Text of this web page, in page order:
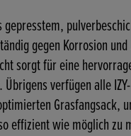
gepresstem,
gegen Korrosion
sorgt für eine
verfügen alle
Grasfangsack,
effizient wie möglich zu